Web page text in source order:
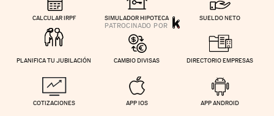
CALCULAR IRPF SIMULADOR HIPOTECA SUELDO NETO
PLANIFICA TU JUBILACIÓN CAMBIO DIVISAS DIRECTORIO EMPRESAS
COTIZACIONES APP IOS APP ANDROID